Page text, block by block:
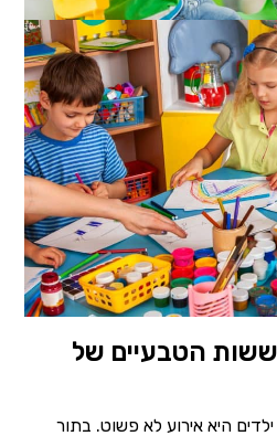
הטבעיים של
היא אירוע לא פשוט. בתור